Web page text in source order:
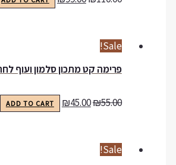
Sale!
פרימה קט מתכון סלמון ועוף לחתול בית
₪55.00
₪45.00
ADD TO CART
Sale!